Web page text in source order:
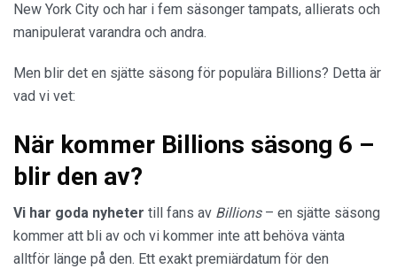
New York City och har i fem säsonger tampats, allierats och
manipulerat varandra och andra.
Men blir det en sjätte säsong för populära Billions? Detta är
vad vi vet:
När kommer Billions säsong 6 –
blir den av?
Vi har goda nyheter till fans av Billions – en sjätte säsong
kommer att bli av och vi kommer inte att behöva vänta
alltför länge på den. Ett exakt premiärdatum för den